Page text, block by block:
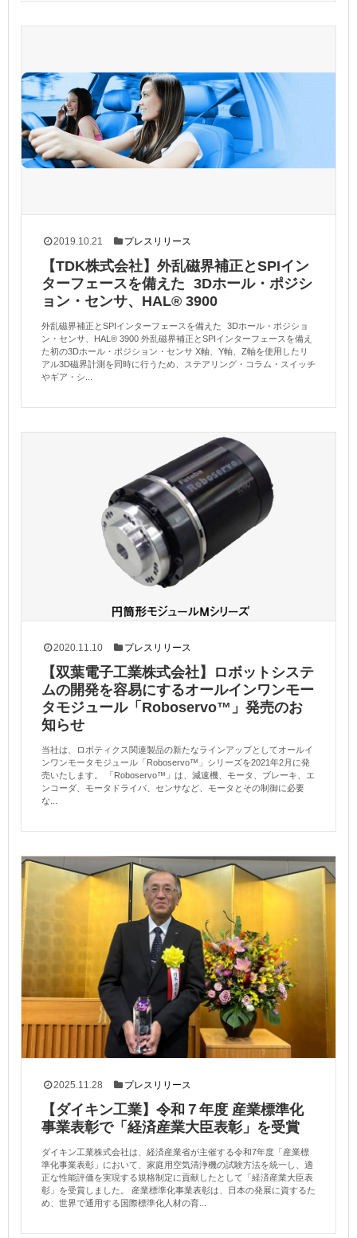
2019.10.21 プレスリリース
【TDK株式会社】外乱磁界補正とSPIイン
ターフェースを備えた 3Dホール・ポジシ
ョン・センサ、HAL® 3900
外乱磁界補正とSPIインターフェースを備えた 3Dホール・ポジショ
ン・センサ、HAL® 3900 外乱磁界補正とSPIインターフェースを備え
た初の3Dホール・ポジション・センサ X軸、Y軸、Z軸を使用したリ
アル3D磁界計測を同時に行うため、ステアリング・コラム・スイッチ
やギア・シ...
2020.11.10 プレスリリース
【双葉電子工業株式会社】ロボットシステ
ムの開発を容易にするオールインワンモー
タモジュール「Roboservo™」発売のお
知らせ
当社は、ロボティクス関連製品の新たなラインアップとしてオールイ
ンワンモータモジュール「Roboservo™」シリーズを2021年2月に発
売いたします。 「Roboservo™」は、減速機、モータ、ブレーキ、エ
ンコーダ、モータドライバ、センサなど、モータとその制御に必要
な...
2025.11.28 プレスリリース
【ダイキン工業】令和７年度 産業標準化
事業表彰で「経済産業大臣表彰」を受賞
ダイキン工業株式会社は、経済産業省が主催する令和7年度「産業標
準化事業表彰」において、家庭用空気清浄機の試験方法を統一し、適
正な性能評価を実現する規格制定に貢献したとして「経済産業大臣表
彰」を受賞しました。 産業標準化事業表彰は、日本の発展に資するた
め、世界で通用する国際標準化人材の育...